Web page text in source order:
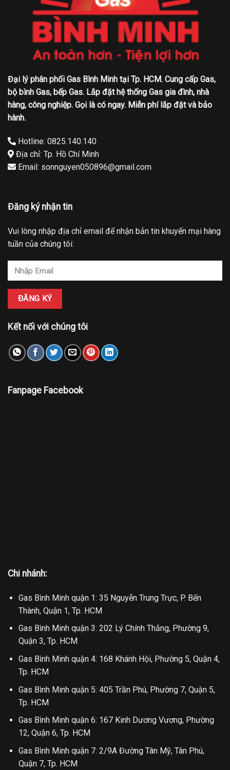
Đại lý phân phối Gas Bình Minh tại Tp. HCM. Cung cấp Gas,
bộ bình Gas, bếp Gas. Lắp đặt hệ thống Gas gia đình, nhà
hàng, công nghiệp. Gọi là có ngay. Miễn phí lắp đặt và bảo
hành.
Hotline: 0825.140.140
Địa chỉ: Tp. Hồ Chí Minh
Email: sonnguyen050896@gmail.com
Đăng ký nhận tin
Vui lòng nhập địa chỉ email để nhận bản tin khuyến mại hàng
tuần của chúng tôi:
Kết nối với chúng tôi
Fanpage Facebook
Chi nhánh:
Gas Bình Minh quận 1: 35 Nguyễn Trung Trực, P. Bến
Thành, Quận 1, Tp. HCM
Gas Bình Minh quận 3: 202 Lý Chính Thắng, Phường 9,
Quận 3, Tp. HCM
Gas Bình Minh quận 4: 168 Khánh Hội, Phường 5, Quận 4,
Tp. HCM
Gas Bình Minh quận 5: 405 Trần Phú, Phường 7, Quận 5,
Tp. HCM
Gas Bình Minh quận 6: 167 Kinh Dương Vương, Phường
12, Quận 6, Tp. HCM
Gas Bình Minh quận 7: 2/9A Đường Tân Mỹ, Tân Phú,
Quận 7, Tp. HCM